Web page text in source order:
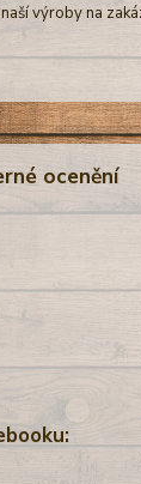
výroby na
ocenění